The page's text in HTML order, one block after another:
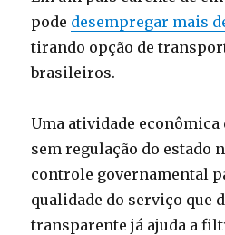
pode desempregar mais
tirando opção de
brasileiros.
Uma atividade econômica
sem regulação do estado
controle governamental
qualidade do serviço que
transparente já ajuda a